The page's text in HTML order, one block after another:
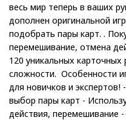
весь мир теперь в ваших
дополнен оригинальной
подобрать пары карт. .
перемешивание, отмена
120 уникальных
сложности. Особенности
для новичков и
выбор пары карт -
действия, перемешивание